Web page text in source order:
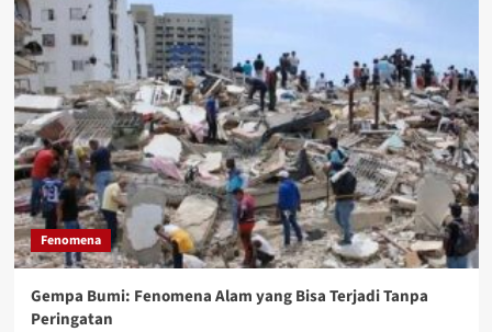
Fenomena
Gempa Bumi: Fenomena Alam yang Bisa Terjadi Tanpa
Peringatan